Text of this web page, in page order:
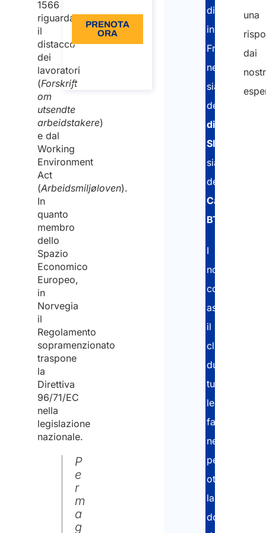
1566
riguardante
il
distacco
dei
lavoratori
(Forskrift
om
utsendte
arbeidstakere)
e dal
Working
Environment
Act
(Arbeidsmiljøloven).
In
quanto
membro
dello
Spazio
Economico
Europeo,
in
Norvegia
il
Regolamento
sopramenzionato
traspone
la
Direttiva
96/71/EC
nella
legislazione
nazionale.
P
e
r
m
a
g
PRENOTA
ORA
distaccati
in
Francia
sia
della
SIPSI
sia
della
Carta
BTP
I
nostri
consulenti
assistono
il
cliente
durante
tutte
le
fasi
necessarie
per
ottenere
la
una
dai